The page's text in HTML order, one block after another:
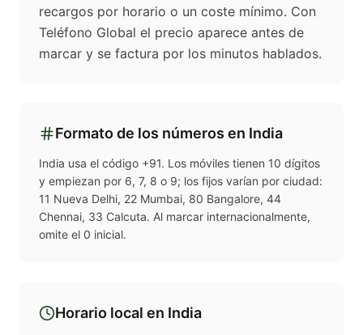
recargos por horario o un coste mínimo. Con
Teléfono Global el precio aparece antes de
marcar y se factura por los minutos hablados.
Formato de los números en India
India usa el código +91. Los móviles tienen 10 dígitos
y empiezan por 6, 7, 8 o 9; los fijos varían por ciudad:
11 Nueva Delhi, 22 Mumbai, 80 Bangalore, 44
Chennai, 33 Calcuta. Al marcar internacionalmente,
omite el 0 inicial.
Horario local en India